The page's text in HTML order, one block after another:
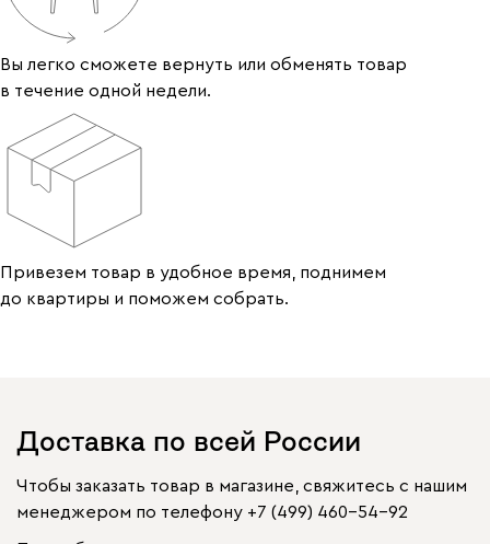
Вы легко сможете вернуть или обменять товар
в течение одной недели.
Привезем товар в удобное время, поднимем
до квартиры и поможем собрать.
Доставка по всей России
Чтобы заказать товар в магазине, свяжитесь с нашим
менеджером по телефону +7 (499) 460-54-92